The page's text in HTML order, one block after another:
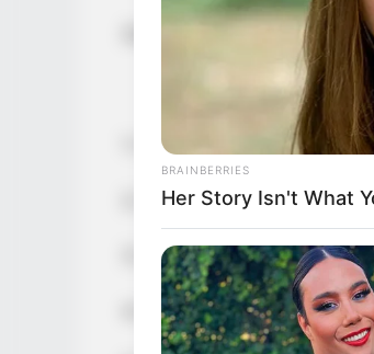
1. Ofen auf 180 °C
2. Äpfel schälen,
3. Eier und Zucker
4. Mehl, Backpulver und
BRAINBERRIES
Her Story Isn't What